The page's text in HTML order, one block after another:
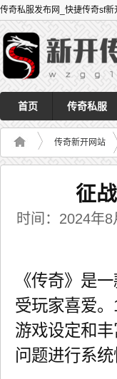
传奇私服发布网_快捷传奇sf
首页 传奇私服
传奇新开网站
征
时间：2024年
《传奇》是
受玩家喜爱
游戏设定和
问题进行系